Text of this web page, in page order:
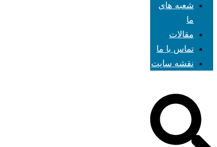
شعبه های
ما
مقالات
تماس با ما
نقشه سایت